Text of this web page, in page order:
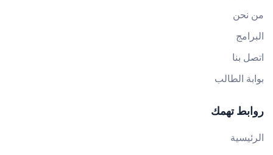
من نحن
البرامج
اتصل بنا
بوابة الطالب
روابط تهمك
الرئيسية